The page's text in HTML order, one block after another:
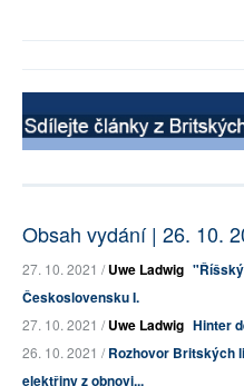
Obsah vydání | 26. 10.
27. 10. 2021 /Uwe Ladwig
Československu I.
27. 10. 2021 /Uwe Ladwig Hinter
26. 10. 2021 /Rozhovor Britských
elektřiny z obnovi...